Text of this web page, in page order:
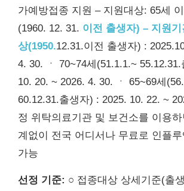
가예방접종 지원 – 지원대상: 65세
(1960. 12. 31. 이전 출생자) – 지원기
상(1950.12.31.이전 출생자) :
4. 30. ㆍ 70~74세(51.1.1.~
10. 20. ~ 2026. 4. 30. ㆍ 65~69세
60.12.31.출생자) : 2025. 10. 22. ~
정 위탁의료기관 및 보건소를 이용
계없이 전국 어디서나 무료로 인플
가능
선정 기준: ○ 접종대상 상세기준(출